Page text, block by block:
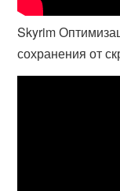
Skyrim
сохранения от